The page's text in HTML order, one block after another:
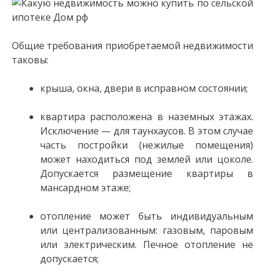
Общие требования приобретаемой недвижимости
таковы:
крыша, окна, двери в исправном состоянии;
квартира расположена в наземных этажах.
Исключение — для таунхаусов. В этом случае
часть постройки (нежилые помещения)
может находиться под землей или цоколе.
Допускается размещение квартиры в
мансардном этаже;
отопление может быть индивидуальным
или централизованным: газовым, паровым
или электрическим. Печное отопление не
допускается;